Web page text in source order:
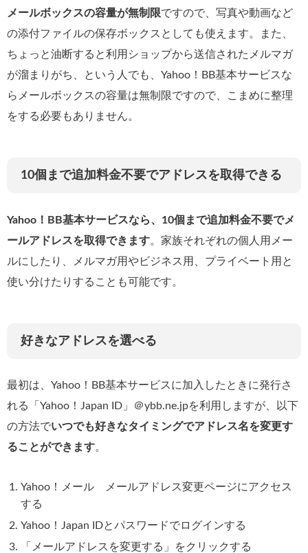
メールボックスの容量が無制限ですので、写真や動画など
の添付ファイルの保存ボックスとしても使えます。また、
ちょっと油断すると利用ショップから送信されたメルマガ
が溜まりがち、という人でも、Yahoo！BB基本サービスな
らメールボックスの容量は無制限ですので、こまめに整理
をする必要もありません。
10個まで追加料金不要でアドレスを取得できる
Yahoo！BB基本サービスなら、10個まで追加料金不要でメ
ールアドレスを取得できます。家族それぞれの個人用メー
ルにしたり、メルマガ用やビジネス用、プライベート用と
使い分けたりすることも可能です。
好きなアドレスを選べる
最初は、Yahoo！BB基本サービスに加入したときに発行さ
れる「Yahoo！Japan ID」＠ybb.ne.jpを利用しますが、以下
の方法でいつでも好きなタイミングでアドレス名を変更す
ることができます。
Yahoo！メール メールアドレス変更ページにアクセス
する
Yahoo！Japan IDとパスワードでログインする
「メールアドレスを変更する」をクリックする